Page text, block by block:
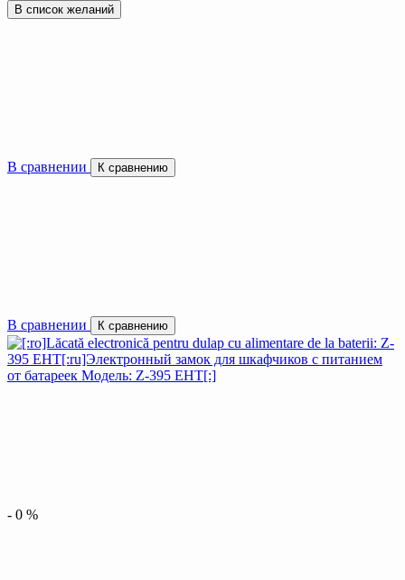
В список желаний
В сравнении К сравнению
В сравнении К сравнению
- 0 %